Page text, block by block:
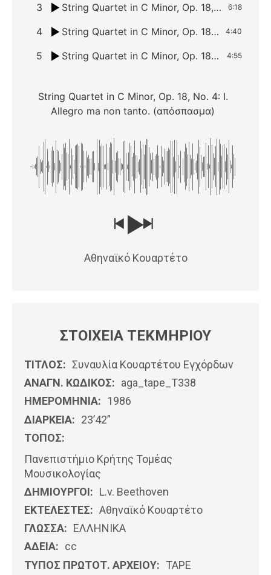
3 String Quartet in C Minor, Op. 18, No. 4: II. Andante scherzoso, quasi allegretto. 6:18
4 String Quartet in C Minor, Op. 18, No. 4: III. Menuetto. Allegretto. 4:40
5 String Quartet in C Minor, Op. 18, No. 4: IV. Allegro – Prestissimo 4:55
String Quartet in C Minor, Op. 18, No. 4: I.
Allegro ma non tanto. (απόσπασμα)
Αθηναϊκό Κουαρτέτο
ΣΤΟΙΧΕΙΑ ΤΕΚΜΗΡΙΟΥ
ΤΙΤΛΟΣ: Συναυλία Κουαρτέτου Εγχόρδων
ΑΝΑΓΝ. ΚΩΔΙΚΟΣ: aga_tape_T338
ΗΜΕΡΟΜΗΝΊΑ: 1986
ΔΙΑΡΚΕΙΑ: 23’42”
ΤΟΠΟΣ:
Πανεπιστήμιο Κρήτης Τομέας
Μουσικολογίας
ΔΗΜΙΟΥΡΓΟΙ: L.v. Beethoven
ΕΚΤΕΛΕΣΤΕΣ: Αθηναϊκό Κουαρτέτο
ΓΛΩΣΣΑ: ΕΛΛΗΝΙΚΆ
ΑΔΕΙΑ: cc
ΤΥΠΟΣ ΠΡΩΤΟΤ. ΑΡΧΕΙΟΥ: ΤΑΡΕ